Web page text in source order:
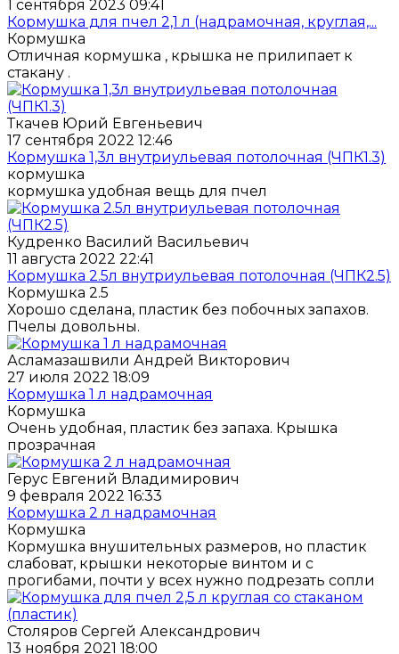
1 сентября 2023 09:41
Кормушка для пчел 2,1 л (надрамочная, круглая,...
Кормушка
Отличная кормушка , крышка не прилипает к
стакану .
Ткачев Юрий Евгеньевич
17 сентября 2022 12:46
Кормушка 1,3л внутриульевая потолочная (ЧПК1.3)
кормушка
кормушка удобная вещь для пчел
Кудренко Василий Васильевич
11 августа 2022 22:41
Кормушка 2.5л внутриульевая потолочная (ЧПК2.5)
Кормушка 2.5
Хорошо сделана, пластик без побочных запахов.
Пчелы довольны.
Асламазашвили Андрей Викторович
27 июля 2022 18:09
Кормушка 1 л надрамочная
Кормушка
Очень удобная, пластик без запаха. Крышка
прозрачная
Герус Евгений Владимирович
9 февраля 2022 16:33
Кормушка 2 л надрамочная
Кормушка
Кормушка внушительных размеров, но пластик
слабоват, крышки некоторые винтом и с
прогибами, почти у всех нужно подрезать сопли
Столяров Сергей Александрович
13 ноября 2021 18:00